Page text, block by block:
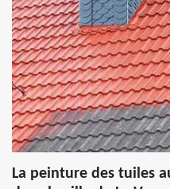
La peinture des tuiles